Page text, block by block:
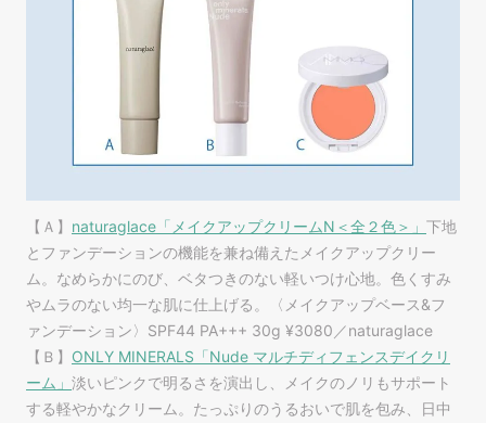
【Ａ】 naturaglace「メイクアップクリームN＜全２色＞」 下地
とファンデーションの機能を兼ね備えたメイクアップクリー
ム。なめらかにのび、ベタつきのない軽いつけ心地。色くすみ
やムラのない均一な肌に仕上げる。〈メイクアップベース&フ
ァンデーション〉SPF44 PA+++ 30g ¥3080／naturaglace
【Ｂ】 ONLY MINERALS「Nude マルチディフェンスデイクリ
ーム」 淡いピンクで明るさを演出し、メイクのノリもサポート
する軽やかなクリーム。たっぷりのうるおいで肌を包み、日中